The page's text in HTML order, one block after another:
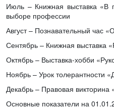
Июль – Книжная выставка «В
выборе профессии
Август – Познавательный час
Сентябрь – Книжная выставка
Октябрь – Выставка-хобби
Ноябрь – Урок толерантности
Декабрь – Правовая
Основные показатели на